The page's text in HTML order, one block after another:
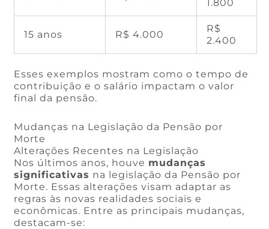
1.800
15 anos R$ 4.000
R$
2.400
Esses exemplos mostram como o tempo de
contribuição e o salário impactam o valor
final da pensão.
Mudanças na Legislação da Pensão por
Morte
Alterações Recentes na Legislação
Nos últimos anos, houve mudanças
significativas na legislação da Pensão por
Morte. Essas alterações visam adaptar as
regras às novas realidades sociais e
econômicas. Entre as principais mudanças,
destacam-se: